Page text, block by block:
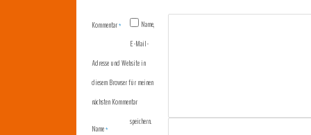
Kommentar*
Name*
Name,
E-Mail-
Adresse und Website in
diesem Browser für meinen
nächsten Kommentar
speichern.